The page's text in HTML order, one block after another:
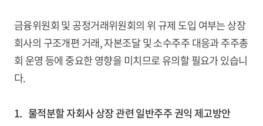
금융위원회 및 공정거래위원회의 위 규제 도입 여부는 상장
회사의 구조개편 거래, 자본조달 및 소수주주 대응과 주주총
회 운영 등에 중요한 영향을 미치므로 유의할 필요가 있습니
다.
1. 물적분할 자회사 상장 관련 일반주주 권익 제고방안